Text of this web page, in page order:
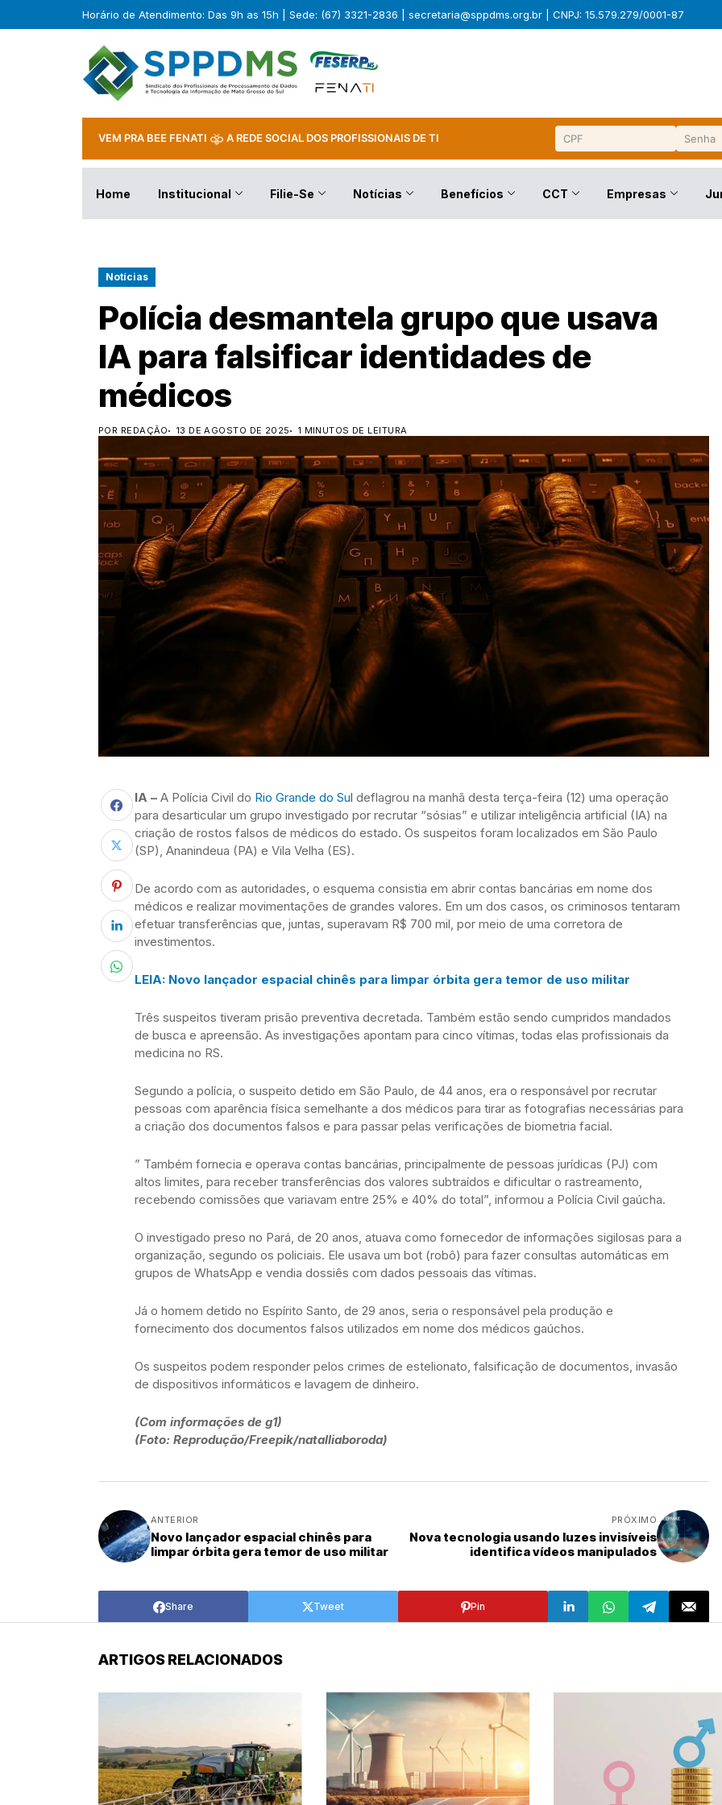
Horário de Atendimento: Das 9h as 15h | Sede: (67) 3321-2836 | secretaria@sppdms.org.br | CNPJ: 15.579.279/0001-87
VEM PRA BEE FENATI A REDE SOCIAL DOS PROFISSIONAIS DE TI
Home Institucional Filie-Se Notícias Benefícios CCT Empresas
Notícias
Polícia desmantela grupo que usava
IA para falsificar identidades de
médicos
POR REDAÇÃO 13 DE AGOSTO DE 2025 1 MINUTOS DE LEITURA
IA – A Polícia Civil do Rio Grande do Sul deflagrou na manhã desta terça-feira (12) uma operação
para desarticular um grupo investigado por recrutar “sósias” e utilizar inteligência artificial (IA) na
criação de rostos falsos de médicos do estado. Os suspeitos foram localizados em São Paulo
(SP), Ananindeua (PA) e Vila Velha (ES).
De acordo com as autoridades, o esquema consistia em abrir contas bancárias em nome dos
médicos e realizar movimentações de grandes valores. Em um dos casos, os criminosos tentaram
efetuar transferências que, juntas, superavam R$ 700 mil, por meio de uma corretora de
investimentos.
LEIA: Novo lançador espacial chinês para limpar órbita gera temor de uso militar
Três suspeitos tiveram prisão preventiva decretada. Também estão sendo cumpridos mandados
de busca e apreensão. As investigações apontam para cinco vítimas, todas elas profissionais da
medicina no RS.
Segundo a polícia, o suspeito detido em São Paulo, de 44 anos, era o responsável por recrutar
pessoas com aparência física semelhante a dos médicos para tirar as fotografias necessárias para
a criação dos documentos falsos e para passar pelas verificações de biometria facial.
” Também fornecia e operava contas bancárias, principalmente de pessoas jurídicas (PJ) com
altos limites, para receber transferências dos valores subtraídos e dificultar o rastreamento,
recebendo comissões que variavam entre 25% e 40% do total”, informou a Polícia Civil gaúcha.
O investigado preso no Pará, de 20 anos, atuava como fornecedor de informações sigilosas para a
organização, segundo os policiais. Ele usava um bot (robô) para fazer consultas automáticas em
grupos de WhatsApp e vendia dossiês com dados pessoais das vítimas.
Já o homem detido no Espírito Santo, de 29 anos, seria o responsável pela produção e
fornecimento dos documentos falsos utilizados em nome dos médicos gaúchos.
Os suspeitos podem responder pelos crimes de estelionato, falsificação de documentos, invasão
de dispositivos informáticos e lavagem de dinheiro.
(Com informações de g1)
(Foto: Reprodução/Freepik/natalliaboroda)
ANTERIOR
Novo lançador espacial chinês para
limpar órbita gera temor de uso militar
PRÓXIMO
Nova tecnologia usando luzes invisíveis
identifica vídeos manipulados
Share Tweet Pin
ARTIGOS RELACIONADOS